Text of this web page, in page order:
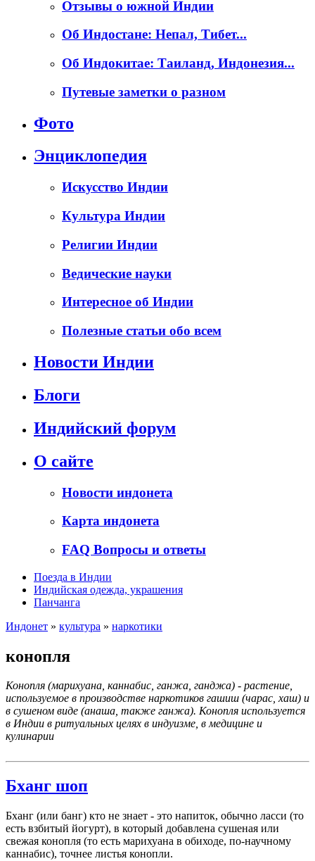
Отзывы о южной Индии
Об Индостане: Непал, Тибет...
Об Индокитае: Таиланд, Индонезия...
Путевые заметки о разном
Фото
Энциклопедия
Искусство Индии
Культура Индии
Религии Индии
Ведические науки
Интересное об Индии
Полезные статьи обо всем
Новости Индии
Блоги
Индийский форум
О сайте
Новости индонета
Карта индонета
FAQ Вопросы и ответы
Поезда в Индии
Индийская одежда, украшения
Панчанга
Индонет » культура » наркотики
конопля
Конопля (марихуана, каннабис, ганжа, ганджа) - растение,
используемое в производстве наркотиков гашиш (чарас, хаш) и
в сушеном виде (анаша, также ганжа). Конопля используется
в Индии в ритуальных целях в индуизме, в медицине и
кулинарии
Бханг шоп
Бханг (или банг) кто не знает - это напиток, обычно ласси (то
есть взбитый йогурт), в который добавлена сушеная или
свежая конопля (то есть марихуана в обиходе, по-научному
каннабис), точнее листья конопли.